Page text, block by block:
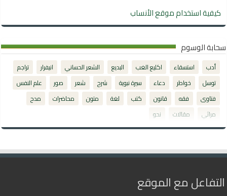
كيفية استخدام موقع الأنساب
سحابة الوسوم
أدب استسقاء اكليع الغب البديع الشعر الحساني انيفرار
تراجم
توسل
خواطر دعاء سيرة نبوية شرح شعر صور
علم النفس
فتاوى
فقه قانون كتب لغة متون محاضرات
مدح
مراثي
مقالات نحو
التفاعل مع الموقع